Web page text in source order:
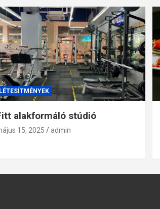
LÉTESÍTMÉNYEK
alakformáló stúdió
15, 2025 admin